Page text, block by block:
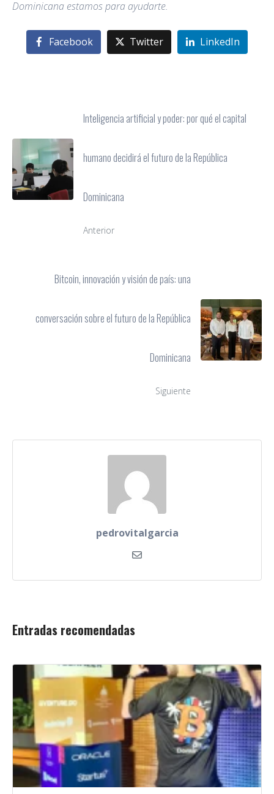
Dominicana estamos para ayudarte.
Facebook Twitter LinkedIn
Inteligencia artificial y poder: por qué el capital
humano decidirá el futuro de la República
Dominicana
Anterior
Bitcoin, innovación y visión de país: una
conversación sobre el futuro de la República
Dominicana
Siguiente
pedrovitalgarcia
Entradas recomendadas